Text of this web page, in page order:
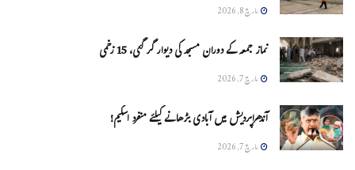
مارچ 8, 2026
نماز جمعہ کے دوران مسجد کی دیوار گر گئی، 15 زخمی
مارچ 7, 2026
آندھراپردیش میں آبادی بڑھانے کیلئے منفرد اسکیم!
مارچ 7, 2026